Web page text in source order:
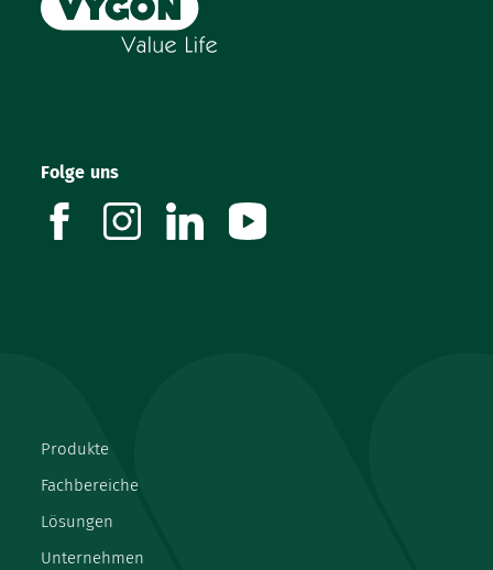
Produkte
Fachbereiche
Lösungen
Unternehmen
Folge uns